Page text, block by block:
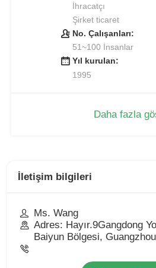
İhracatçı
Şirket ticaret
No. Çalışanları:
51~100 İnsanlar
Yıl kurulan:
1995
Daha fazla
İletişim bilgileri
Ms. Wang
Adres: Hayır.9Gangdong
Baiyun Bölgesi,